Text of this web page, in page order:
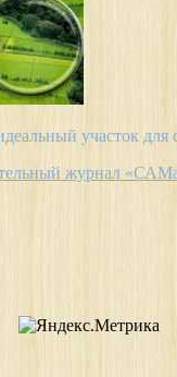
участок для
журнал